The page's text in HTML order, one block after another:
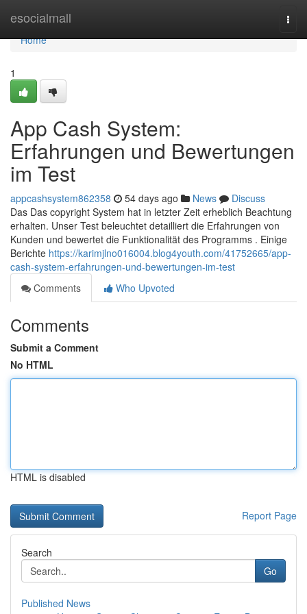
esocialmall
Home
Home
1
App Cash System:
Erfahrungen und Bewertungen
im Test
appcashsystem862358 54 days ago News
Discuss
Das Das copyright System hat in letzter Zeit erheblich Beachtung
erhalten. Unser Test beleuchtet detailliert die Erfahrungen von
Kunden und bewertet die Funktionalität des Programms . Einige
Berichte https://karimjlno016004.blog4youth.com/41752665/app-
cash-system-erfahrungen-und-bewertungen-im-test
Comments
Who Upvoted
Comments
Submit a Comment
No HTML
HTML is disabled
Report Page
Search
Go
Published News